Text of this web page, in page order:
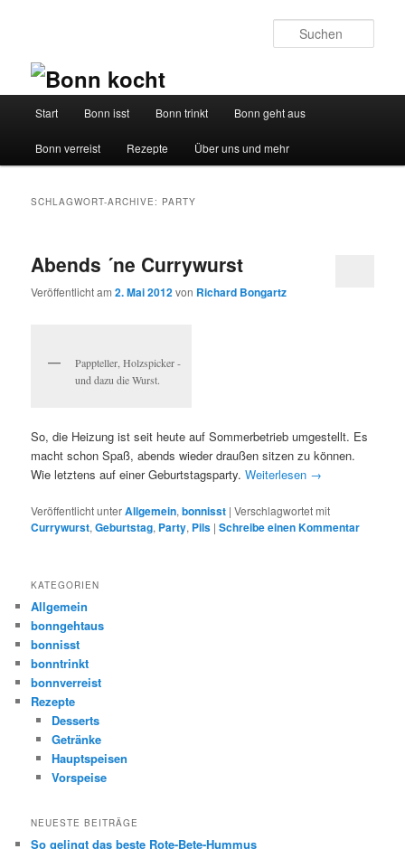
Zum
Inhalt
Zum
sekundären
Start Bonn isst Bonn trinkt Bonn geht aus
Bonn verreist Rezepte Über uns und mehr
SCHLAGWORT-ARCHIVE: PARTY
Abends ´ne Currywurst
Veröffentlicht am2. Mai 2012von Richard Bongartz
Pappteller, Holzspicker -
und dazu die Wurst.
So, die Heizung ist seit heute auf Sommerbetrieb umgestellt. Es
macht schon Spaß, abends wieder draußen sitzen zu können.
Wie letztens auf einer Geburtstagsparty.Weiterlesen →
Veröffentlicht unterAllgemein,bonnisst |Verschlagwortet mit
Currywurst,Geburtstag, Party, Pils |Schreibe einen Kommentar
KATEGORIEN
Allgemein
bonngehtaus
bonnisst
bonntrinkt
bonnverreist
Rezepte
Desserts
Getränke
Hauptspeisen
Vorspeise
NEUESTE BEITRÄGE
So gelingt das beste Rote-Bete-Hummus